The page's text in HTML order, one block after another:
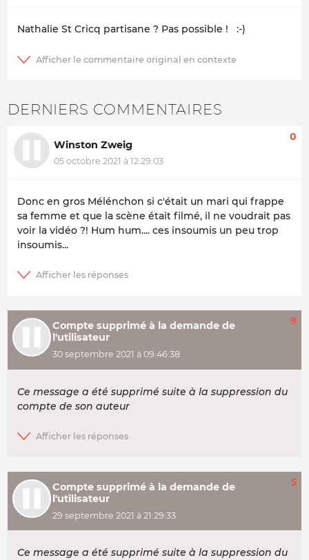
Nathalie St Cricq partisane ? Pas possible ! :-)
DERNIERS COMMENTAIRES
Winston Zweig
05 octobre 2021 à 12:29:03
0
Donc en gros Mélénchon si c'était un mari qui frappe
sa femme et que la scène était filmé, il ne voudrait pas
voir la vidéo ?! Hum hum.... ces insoumis un peu trop
insoumis...
Compte supprimé à la demande de
l'utilisateur
30 septembre 2021 à 09:46:38
9
Ce message a été supprimé suite à la suppression du
compte de son auteur
Compte supprimé à la demande de
l'utilisateur
29 septembre 2021 à 21:29:33
5
Ce message a été supprimé suite à la suppression du